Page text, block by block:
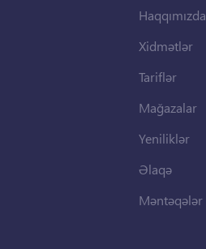
Haqqımızda
Xidmətlər
Tariflər
Mağazalar
Yeniliklər
Əlaqə
Məntəqələr